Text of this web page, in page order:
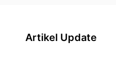
Artikel Update